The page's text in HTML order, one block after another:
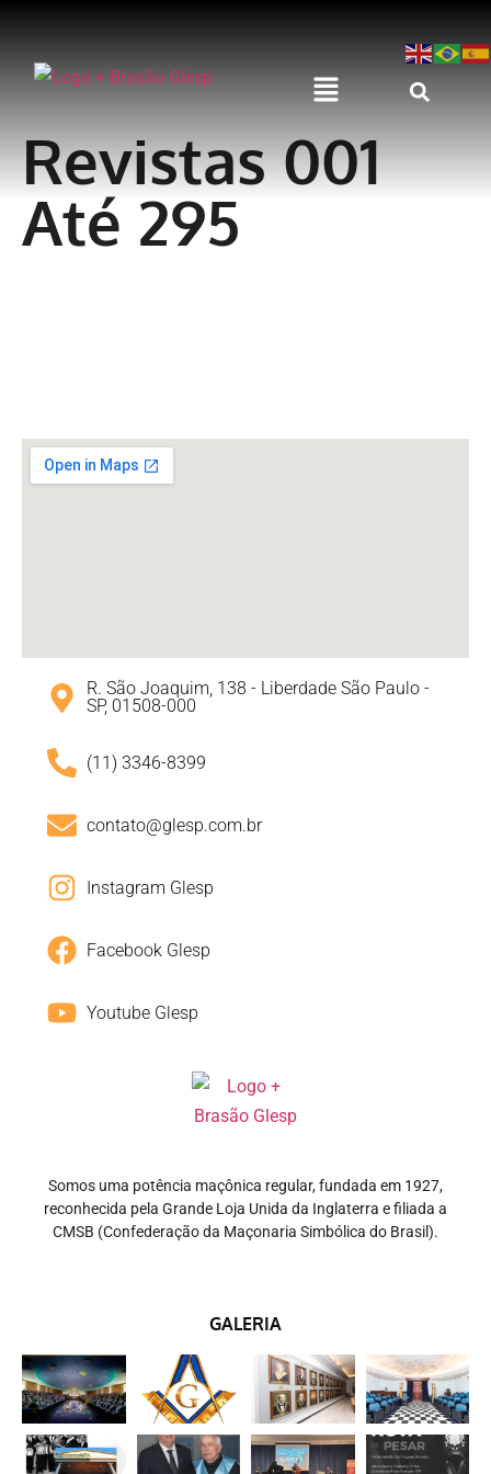
Revistas 001
Até 295
R. São Joaquim, 138 - Liberdade São Paulo -
SP, 01508-000
(11) 3346-8399
contato@glesp.com.br
Instagram Glesp
Facebook Glesp
Youtube Glesp
Somos uma potência maçônica regular, fundada em 1927,
reconhecida pela Grande Loja Unida da Inglaterra e filiada a
CMSB (Confederação da Maçonaria Simbólica do Brasil).
GALERIA